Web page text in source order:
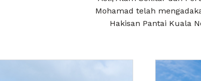
Mohamad telah
Hakisan Pantai Kuala